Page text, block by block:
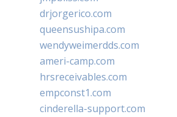
drjorgerico.com
queensushipa.com
wendyweimerdds.com
ameri-camp.com
hrsreceivables.com
empconst1.com
cinderella-support.com